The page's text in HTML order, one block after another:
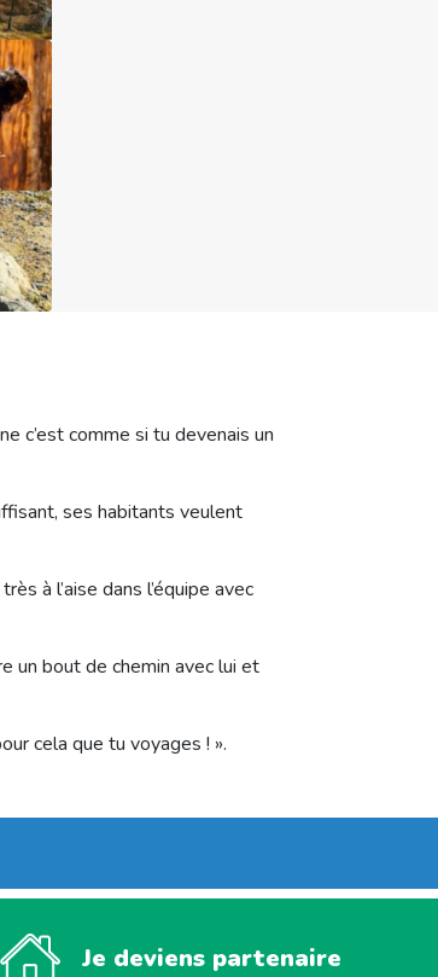
c’est comme si tu devenais un
ses habitants veulent
à l’aise dans l’équipe avec
un bout de chemin avec lui et
cela que tu voyages ! ».
Je deviens partenaire